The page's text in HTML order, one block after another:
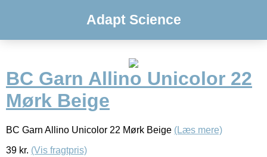
Adapt Science
BC Garn Allino Unicolor 22
Mørk Beige
BC Garn Allino Unicolor 22 Mørk Beige (Læs mere)
39 kr. (Vis fragtpris)